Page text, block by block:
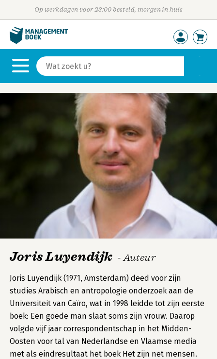
Op werkdagen voor 23:00 besteld, morgen in huis
Joris Luyendijk - Auteur
Joris Luyendijk (1971, Amsterdam) deed voor zijn
studies Arabisch en antropologie onderzoek aan de
Universiteit van Caïro, wat in 1998 leidde tot zijn eerste
boek: Een goede man slaat soms zijn vrouw. Daarop
volgde vijf jaar correspondentschap in het Midden-
Oosten voor tal van Nederlandse en Vlaamse media
met als eindresultaat het boek Het zijn net mensen.